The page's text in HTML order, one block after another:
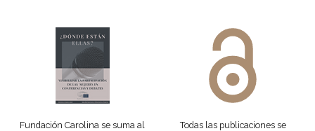
Fundación Carolina se suma al
Todas las publicaciones se